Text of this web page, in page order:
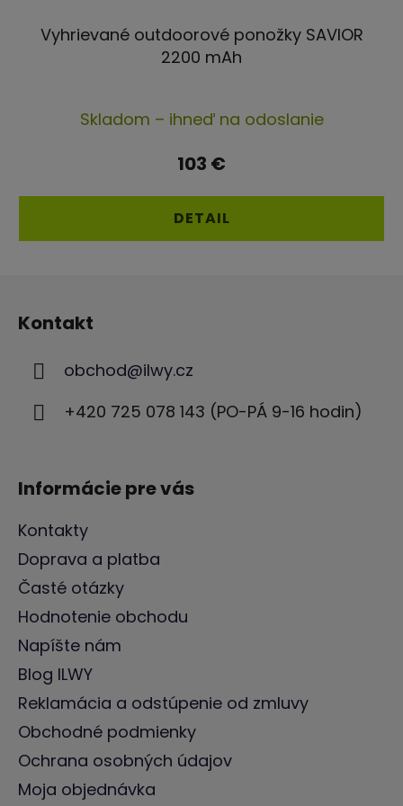
Vyhrievané outdoorové ponožky SAVIOR
2200 mAh
Skladom – ihneď na odoslanie
103 €
DETAIL
Kontakt
obchod@ilwy.cz
+420 725 078 143 (PO-PÁ 9-16 hodin)
Informácie pre vás
Kontakty
Doprava a platba
Časté otázky
Hodnotenie obchodu
Napíšte nám
Blog ILWY
Reklamácia a odstúpenie od zmluvy
Obchodné podmienky
Ochrana osobných údajov
Moja objednávka